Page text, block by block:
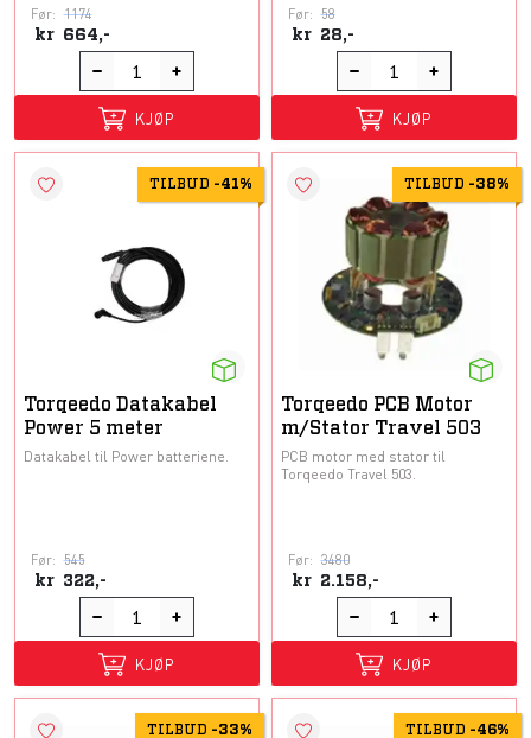
Før: 1174
kr 664,-
KJØP
Før: 58
kr 28,-
KJØP
TILBUD -41%
Torqeedo Datakabel
Power 5 meter
Datakabel til Power batteriene.
Før: 545
kr 322,-
KJØP
TILBUD -38%
Torqeedo PCB Motor
m/Stator Travel 503
PCB motor med stator til
Torqeedo Travel 503.
Før: 3480
kr 2.158,-
KJØP
TILBUD -33% TILBUD -46%